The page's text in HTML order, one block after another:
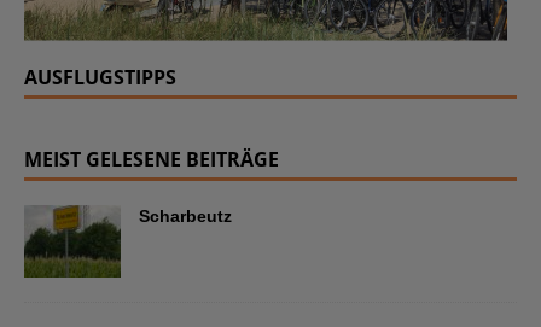
AUSFLUGSTIPPS
MEIST GELESENE BEITRÄGE
Scharbeutz